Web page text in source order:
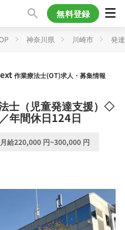
無料登録
神奈川県 川崎市 発
作業療法士(OT)求人・募集情報
士（児童発達支援）◇
年間休日124日
月給220,000 円~300,000 円